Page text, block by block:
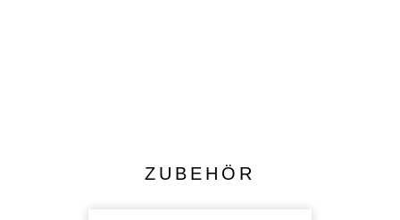
ZUBEHÖR